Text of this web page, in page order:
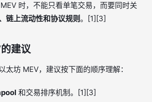
时，不能只看单笔交易，而要同时关
链上流动性和协议规则。[1][3]
建议
太坊 MEV，建议按下面的顺序理解：
和交易排序机制。[1][3]